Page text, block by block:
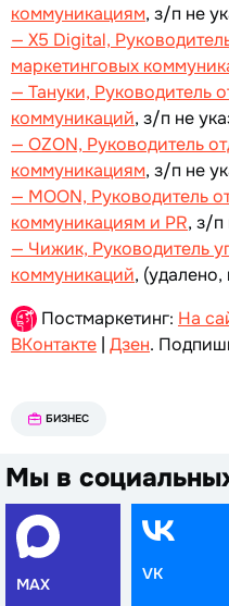
коммуникациям, з/п не
— X5 Digital,
маркетинговых
— Тануки, Руководитель
коммуникаций, з/п не
— OZON, Руководитель
коммуникациям, з/п не
— MOON, Руководитель
коммуникациям и PR, з/п
— Чижик, Руководитель
коммуникаций,
Постмаркетинг: На
ВКонтакте | Дзен.
БИЗНЕС
Мы в
MAX
VK